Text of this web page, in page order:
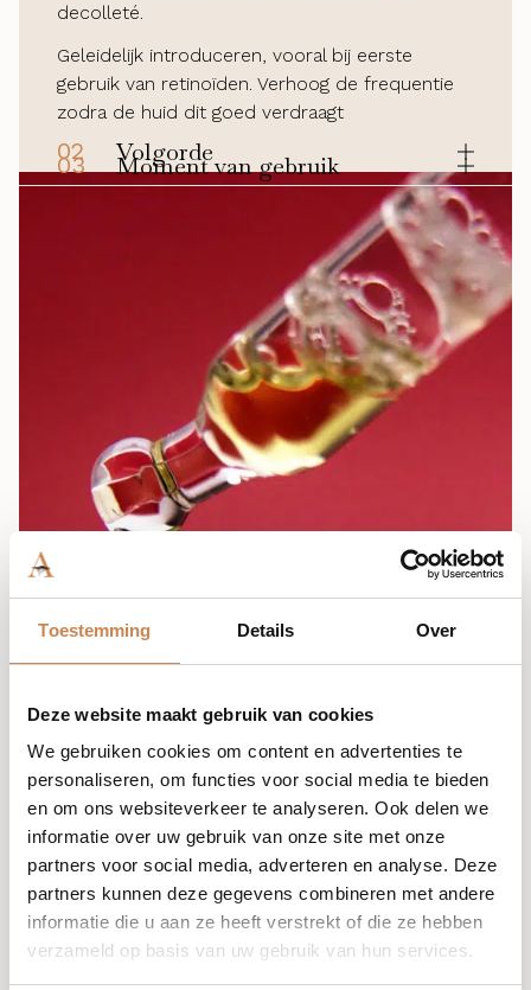
Toestemming Details Over
Deze website maakt gebruik van cookies
We gebruiken cookies om content en advertenties te
personaliseren, om functies voor social media te bieden
en om ons websiteverkeer te analyseren. Ook delen we
informatie over uw gebruik van onze site met onze
partners voor social media, adverteren en analyse. Deze
partners kunnen deze gegevens combineren met andere
informatie die u aan ze heeft verstrekt of die ze hebben
verzameld op basis van uw gebruik van hun services.
decolleté.
Geleidelijk introduceren, vooral bij eerste
gebruik van retinoïden. Verhoog de frequentie
zodra de huid dit goed verdraagt
Volgorde
Kan afzonderlijk worden gebruikt of onder een
optiphi® Active Gel, Control Cream of
02 Moment van gebruik
Geschikt voor gebruik ’s morgens en/of ’s
avonds zodra de huid gewend is aan retinoïden.
03